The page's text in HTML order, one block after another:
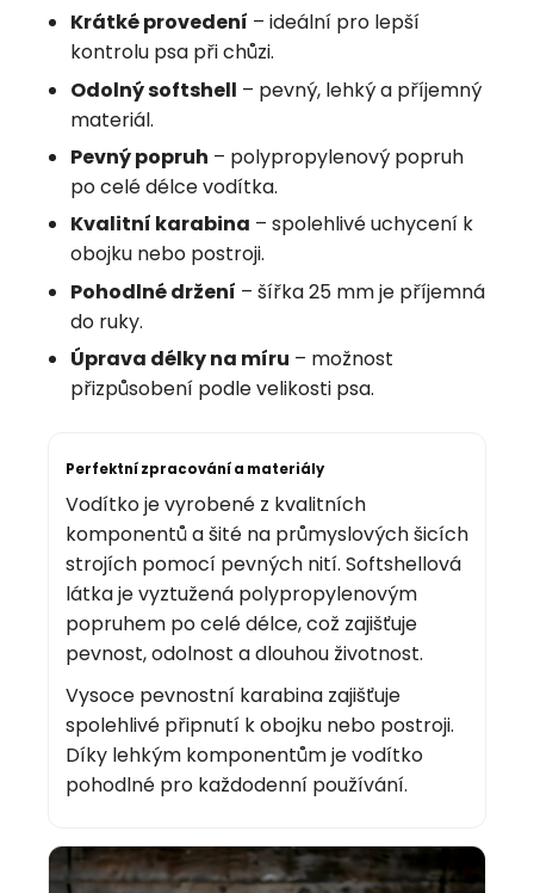
Krátké provedení – ideální pro lepší
kontrolu psa při chůzi.
Odolný softshell – pevný, lehký a příjemný
materiál.
Pevný popruh – polypropylenový popruh
po celé délce vodítka.
Kvalitní karabina – spolehlivé uchycení k
obojku nebo postroji.
Pohodlné držení – šířka 25 mm je příjemná
do ruky.
Úprava délky na míru – možnost
přizpůsobení podle velikosti psa.
Perfektní zpracování a materiály
Vodítko je vyrobené z kvalitních
komponentů a šité na průmyslových šicích
strojích pomocí pevných nití. Softshellová
látka je vyztužená polypropylenovým
popruhem po celé délce, což zajišťuje
pevnost, odolnost a dlouhou životnost.
Vysoce pevnostní karabina zajišťuje
spolehlivé připnutí k obojku nebo postroji.
Díky lehkým komponentům je vodítko
pohodlné pro každodenní používání.